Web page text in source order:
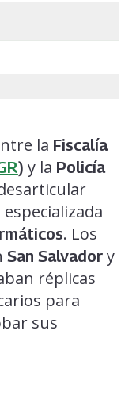
la Fiscalía
) y la Policía
. Los
San Salvadory
réplicas
para
sus